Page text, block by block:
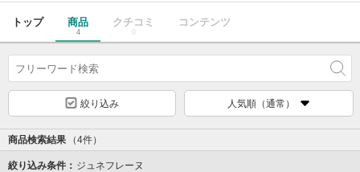
トップ 商品
4
クチコミ
0
コンテンツ
絞り込み 人気順（通常）
商品検索結果 （4件）
絞り込み条件： ジュネフレーヌ